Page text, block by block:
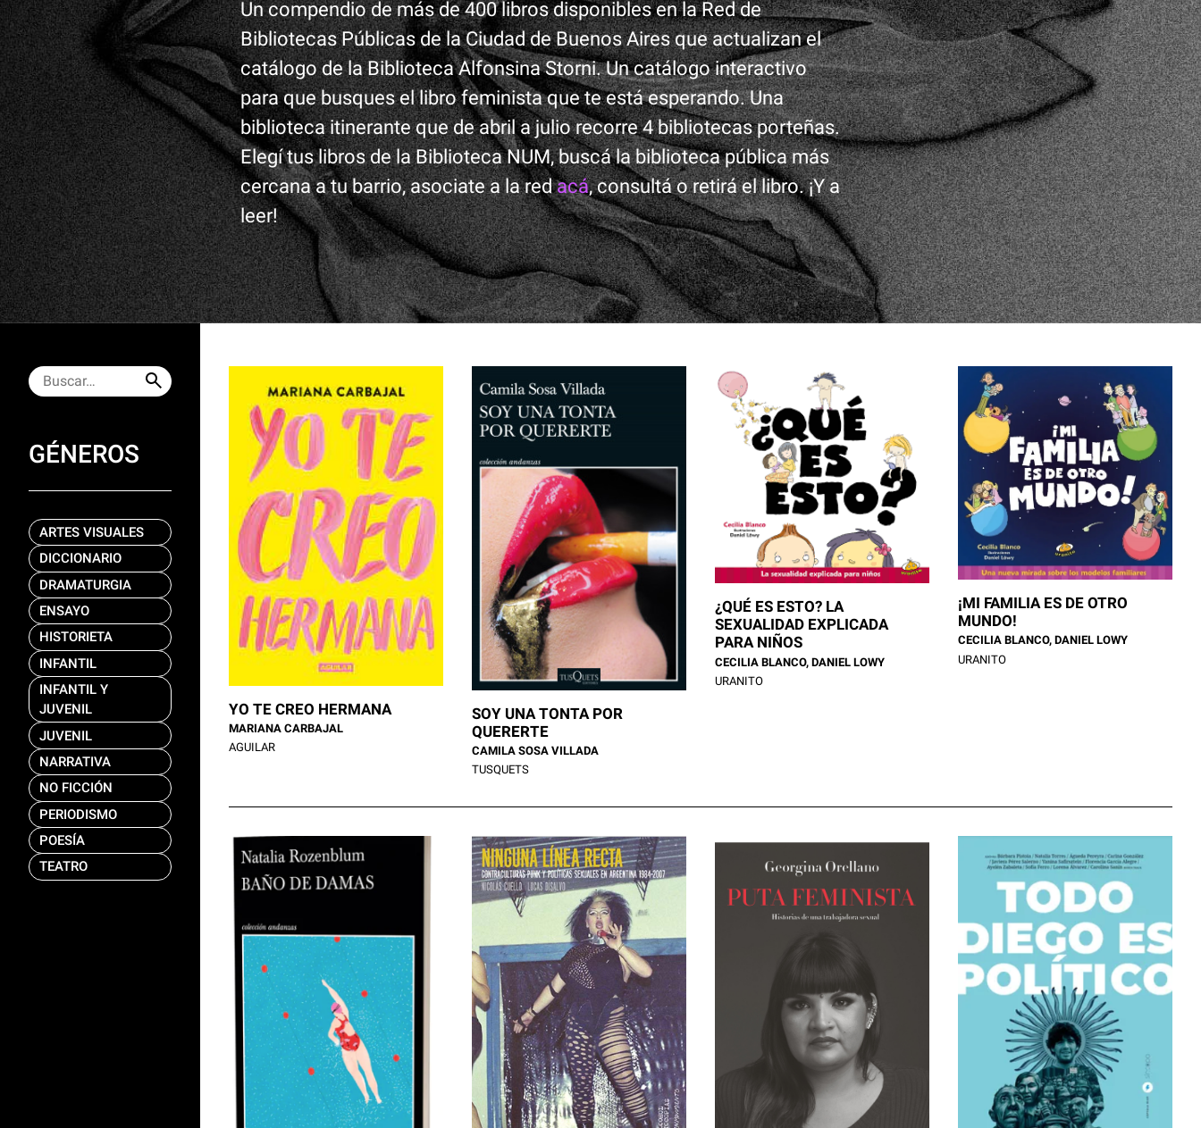
Un compendio de más de 400 libros disponibles en la Red de
Bibliotecas Públicas de la Ciudad de Buenos Aires que actualizan el
catálogo de la Biblioteca Alfonsina Storni. Un catálogo interactivo
para que busques el libro feminista que te está esperando. Una
biblioteca itinerante que de abril a julio recorre 4 bibliotecas porteñas.
Elegí tus libros de la Biblioteca NUM, buscá la biblioteca pública más
cercana a tu barrio, asociate a la redacá, consultá o retirá el libro. ¡Y a
leer!
Buscar:
GÉNEROS
ARTES VISUALES
DICCIONARIO
DRAMATURGIA
ENSAYO
HISTORIETA
INFANTIL
INFANTIL Y
JUVENIL
JUVENIL
NARRATIVA
NO FICCIÓN
PERIODISMO
POESÍA
TEATRO
YO TE CREO HERMANA
MARIANA CARBAJAL
AGUILAR
SOY UNA TONTA POR
QUERERTE
CAMILA SOSA VILLADA
TUSQUETS
¿QUÉ ES ESTO? LA
SEXUALIDAD EXPLICADA
PARA NIÑOS
CECILIA BLANCO, DANIEL LOWY
URANITO
¡MI FAMILIA ES DE OTRO
MUNDO!
CECILIA BLANCO, DANIEL LOWY
URANITO